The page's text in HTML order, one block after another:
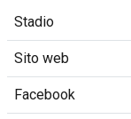
Stadio
Sito web
Facebook